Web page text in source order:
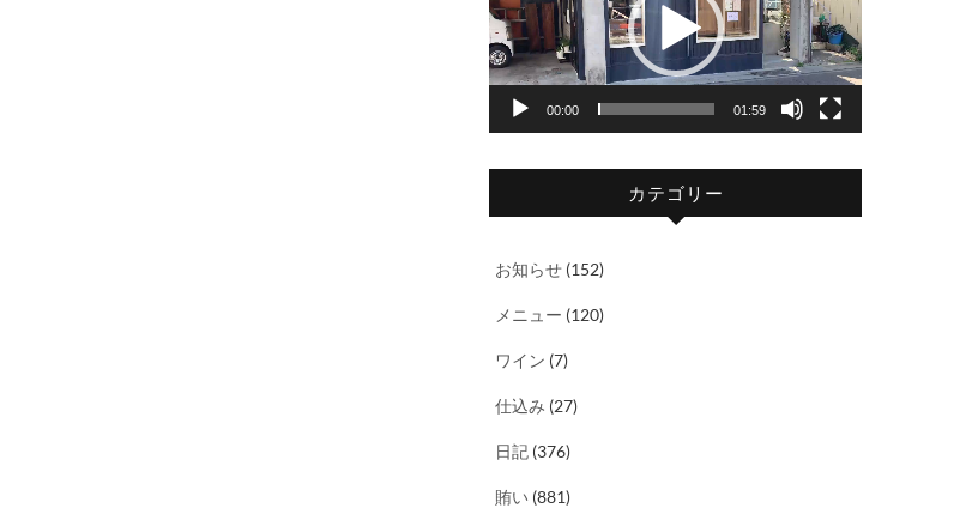
レ
ー
ヤ
00:00 01:59
カテゴリー
お知らせ (152)
メニュー (120)
ワイン (7)
仕込み (27)
日記 (376)
賄い (881)